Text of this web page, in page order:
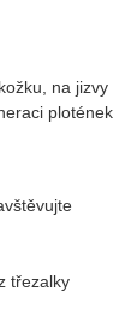
na jizvy
plotének
třezalky